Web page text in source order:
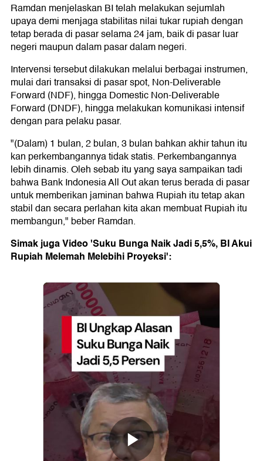
Ramdan menjelaskan BI telah melakukan sejumlah
upaya demi menjaga stabilitas nilai tukar rupiah dengan
tetap berada di pasar selama 24 jam, baik di pasar luar
negeri maupun dalam pasar dalam negeri.
Intervensi tersebut dilakukan melalui berbagai instrumen,
mulai dari transaksi di pasar spot, Non-Deliverable
Forward (NDF), hingga Domestic Non-Deliverable
Forward (DNDF), hingga melakukan komunikasi intensif
dengan para pelaku pasar.
"(Dalam) 1 bulan, 2 bulan, 3 bulan bahkan akhir tahun itu
kan perkembangannya tidak statis. Perkembangannya
lebih dinamis. Oleh sebab itu yang saya sampaikan tadi
bahwa Bank Indonesia All Out akan terus berada di pasar
untuk memberikan jaminan bahwa Rupiah itu tetap akan
stabil dan secara perlahan kita akan membuat Rupiah itu
membangun," beber Ramdan.
Simak juga Video 'Suku Bunga Naik Jadi 5,5%, BI Akui
Rupiah Melemah Melebihi Proyeksi':